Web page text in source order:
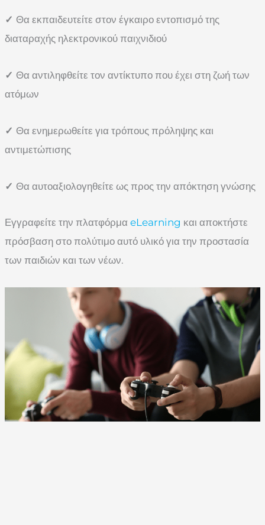
✓ Θα εκπαιδευτείτε στον έγκαιρο εντοπισμό της
διαταραχής ηλεκτρονικού παιχνιδιού
✓ Θα αντιληφθείτε τον αντίκτυπο που έχει στη ζωή των
ατόμων
✓ Θα ενημερωθείτε για τρόπους πρόληψης και
αντιμετώπισης
✓ Θα αυτοαξιολογηθείτε ως προς την απόκτηση γνώσης
Εγγραφείτε την πλατφόρμα eLearning και αποκτήστε
πρόσβαση στο πολύτιμο αυτό υλικό για την προστασία
των παιδιών και των νέων.